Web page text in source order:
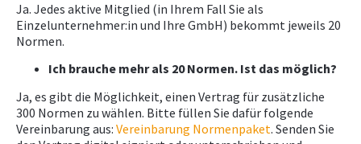
Ja. Jedes aktive Mitglied (in Ihrem Fall Sie als
Einzelunternehmer:in und Ihre GmbH) bekommt jeweils 20
Normen.
Ich brauche mehr als 20 Normen. Ist das möglich?
Ja, es gibt die Möglichkeit, einen Vertrag für zusätzliche
300 Normen zu wählen. Bitte füllen Sie dafür folgende
Vereinbarung aus: Vereinbarung Normenpaket. Senden Sie